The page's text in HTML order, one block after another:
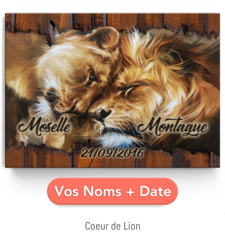
Coeur de Lion